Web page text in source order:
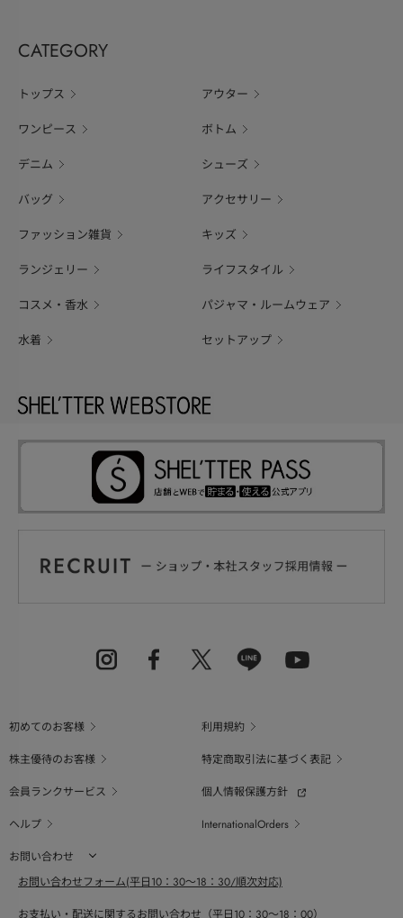
CATEGORY
トップス アウター
ワンピース ボトム
デニム シューズ
バッグ アクセサリー
ファッション雑貨 キッズ
ランジェリー ライフスタイル
コスメ・香水 パジャマ・ルームウェア
水着 セットアップ
初めてのお客様
利用規約
株主優待のお客様
特定商取引法に基づく表記
会員ランクサービス
個人情報保護方針
ヘルプ
InternationalOrders
お問い合わせ
お問い合わせフォーム(平日10：30～18：30/順次対応)
お支払い・配送に関するお問い合わせ（平日10：30～18：00）